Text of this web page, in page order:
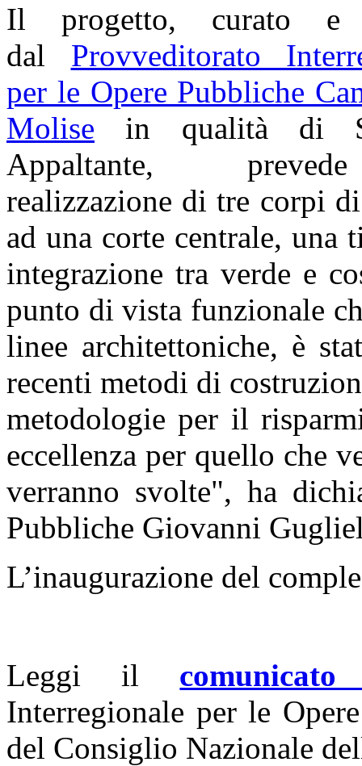
Il progetto, curato e
dal Provveditorato
per le Opere Pubbliche
Molise in qualità di
Appaltante,
realizzazione di tre corpi
ad una corte centrale, una
integrazione tra verde e
punto di vista funzionale
linee architettoniche, è
recenti metodi di
metodologie per il
eccellenza per quello che
verranno svolte", ha
Pubbliche Giovanni
L’inaugurazione del
Leggi il
Interregionale per le
del Consiglio Nazionale